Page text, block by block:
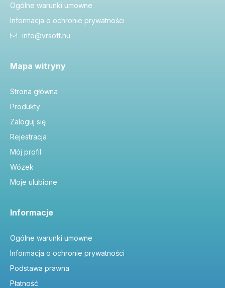
Ogólne warunki umowne
Informacja o ochronie prywatności
info@vrsoft.hu
Mapa witryny
Strona główna
Produkty
Zaloguj się
Rejestracja
Mój profil
Wózek
Moje ulubione
Informacje
Ogólne warunki umowne
Informacja o ochronie prywatności
Podstawa prawna
Płatność